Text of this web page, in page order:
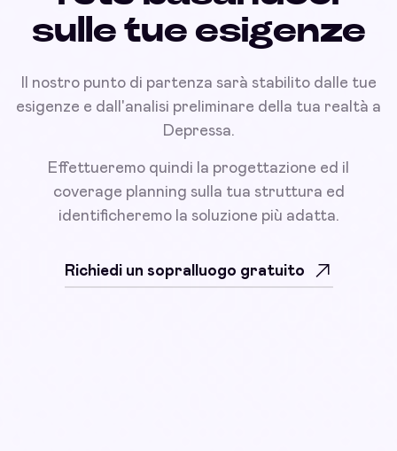
sulle tue esigenze
Il nostro punto di partenza sarà stabilito dalle tue
esigenze e dall'analisi preliminare della tua realtà a
Depressa.
Effettueremo quindi la progettazione ed il
coverage planning sulla tua struttura ed
identificheremo la soluzione più adatta.
Richiedi un sopralluogo gratuito